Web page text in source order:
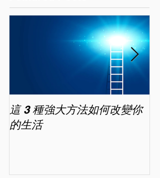
這 3 種強大方法如何改變你
的生活